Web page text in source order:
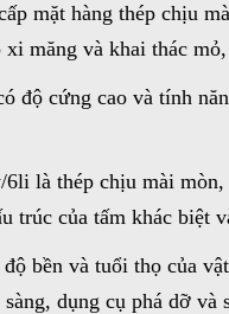
mặt hàng thép chịu
măng và khai thác
độ cứng cao và tính
là thép chịu mài
của tấm khác biệt
bền và tuổi thọ của
dụng cụ phá dỡ và